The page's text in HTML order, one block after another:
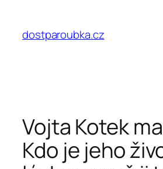
obsahdostparoubka.cz
Vojta Kotek
Kdo je jeho